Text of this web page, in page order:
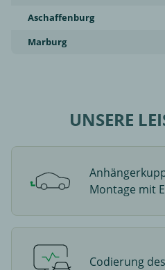
Aschaffenburg
Marburg
UNSERE
Montage mit
Codierung